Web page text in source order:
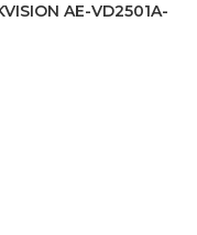
AE-VD2501A-